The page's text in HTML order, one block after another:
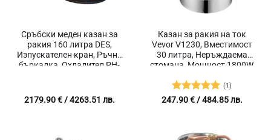
Сръбски меден казан за
ракия 160 литра DES,
Изпускателен кран, Ръчна
бъркалка, Охладител PH-
2179.90€/ 4263.51 лв.
Казан за ракия на ток
Vevor V1230, Вместимост
30 литра, Неръждаема
стомана, Мощност 1800W
Оценено с
(1)
247.90€/ 484.85 лв.